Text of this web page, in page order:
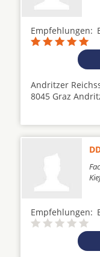
Empfehlungen:
Andritzer
8045 Graz
Empfehlungen: